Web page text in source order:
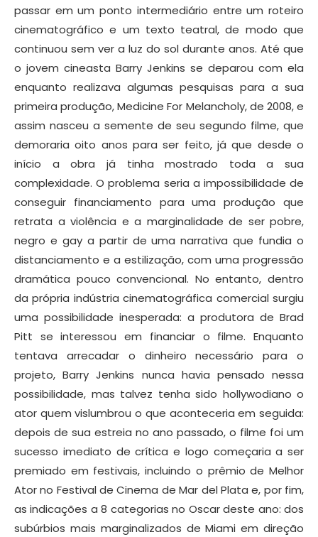
passar em um ponto intermediário entre um roteiro
cinematográfico e um texto teatral, de modo que
continuou sem ver a luz do sol durante anos. Até que
o jovem cineasta Barry Jenkins se deparou com ela
enquanto realizava algumas pesquisas para a sua
primeira produção, Medicine For Melancholy, de 2008, e
assim nasceu a semente de seu segundo filme, que
demoraria oito anos para ser feito, já que desde o
início a obra já tinha mostrado toda a sua
complexidade. O problema seria a impossibilidade de
conseguir financiamento para uma produção que
retrata a violência e a marginalidade de ser pobre,
negro e gay a partir de uma narrativa que fundia o
distanciamento e a estilização, com uma progressão
dramática pouco convencional. No entanto, dentro
da própria indústria cinematográfica comercial surgiu
uma possibilidade inesperada: a produtora de Brad
Pitt se interessou em financiar o filme. Enquanto
tentava arrecadar o dinheiro necessário para o
projeto, Barry Jenkins nunca havia pensado nessa
possibilidade, mas talvez tenha sido hollywodiano o
ator quem vislumbrou o que aconteceria em seguida:
depois de sua estreia no ano passado, o filme foi um
sucesso imediato de crítica e logo começaria a ser
premiado em festivais, incluindo o prêmio de Melhor
Ator no Festival de Cinema de Mar del Plata e, por fim,
as indicações a 8 categorias no Oscar deste ano: dos
subúrbios mais marginalizados de Miami em direção